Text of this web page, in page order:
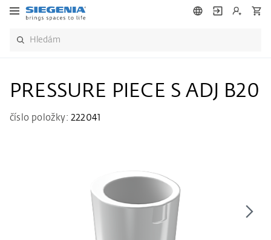
PRESSURE PIECE S ADJ B20
číslo položky: 222041